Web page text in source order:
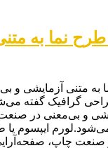
طرح‌ نما به
به متنی آزمایشی و
گرافیک گفته
و بی‌معنی در
ایپسوم یا
صنعت چاپ،